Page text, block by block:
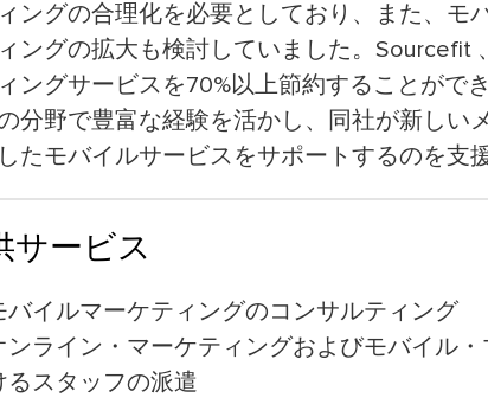
ングの合理化を必要としており、また、モ
ングの拡大も検討していました。Sourcefit
ングサービスを70%以上節約することがで
分野で豊富な経験を活かし、同社が新しい
たモバイルサービスをサポートするのを支
サービス
バイルマーケティングのコンサルティング
ンライン・マーケティングおよびモバイル
るスタッフの派遣